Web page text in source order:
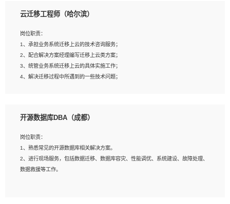
岗位要求：
2、熟悉tensorflow，keras，pytorch等常规深度学习框架，快速根据客户需求实现
有效的模型；
3、熟悉掌握至少一种编程语言，如：Python，Java；
4、 熟悉NLP相关算法与实现；
5、至少有一次及以上问答系统的项目实践，熟悉问答系统全流程开发者优先；
云迁移工程师（哈尔滨）
岗位职责：
1、承担业务系统迁移上云的技术咨询服务；
2、配合解决方案经理编写迁移上云类方案；
3、统管业务系统迁移上云的具体实施工作；
4、解决迁移过程中所遇到的一些技术问题；
1、专科及以上学历，三年以上工作经验，计算机等相关专业；
3、熟悉常见操作系统、存储、网络、 IO 等相关原理；
4、具有迁移工具实操经验，具备P2V、V2V迁移能力；
5、熟练华为、VMware虚拟化、云计算及云存储技术；
6、熟悉主流数据库、应用服务器、中间件部署架构和运维方法；
开源数据库DBA（成都）
岗位职责：
1、熟悉常见的开源数据库相关解决方案。
2、进行现场服务，包括数据迁移、数据库容灾、性能调优、系统建设、故障处理、
数据救援等工作。